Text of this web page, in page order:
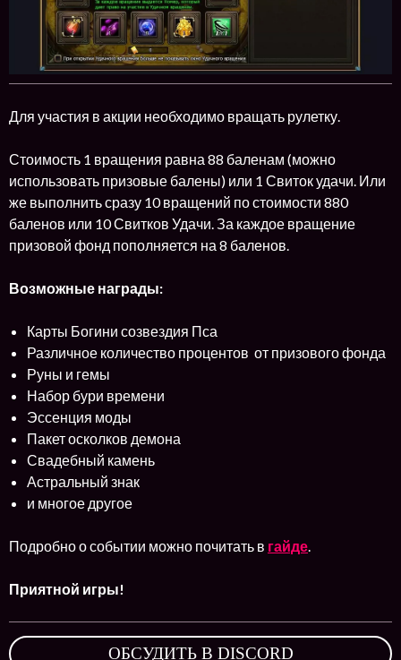
Для участия в акции необходимо вращать рулетку.
Стоимость 1 вращения равна 88 баленам (можно
использовать призовые балены) или 1 Свиток удачи. Или
же выполнить сразу 10 вращений по стоимости 880
баленов или 10 Свитков Удачи. За каждое вращение
призовой фонд пополняется на 8 баленов.
Возможные награды:
Карты Богини созвездия Пса
Различное количество процентов от призового фонда
Руны и гемы
Набор бури времени
Эссенция моды
Пакет осколков демона
Свадебный камень
Астральный знак
и многое другое
Подробно о событии можно почитать в гайде
Приятной игры!
ОБСУДИТЬ В DISCORD